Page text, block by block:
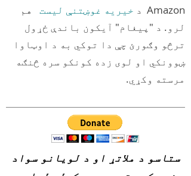
Amazon د
خیریه غوښتنې لیست هم
لرو. د "پیغام" آیکون باندې ځړول
ترڅو وګورئ چې دا توکي به د اوټاوا
ښوونکي او لوی زده کونکو سره څنګه
مرسته وکړي.
ستاسو د ملاتړ او د لویانو سواد